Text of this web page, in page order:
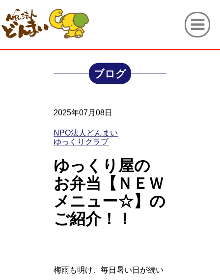
ブログ
2025年07月08日
NPO法人どんまい
ゆっくりクラブ
ゆっくり屋の
お弁当【ＮＥＷ
メニュー☆】の
ご紹介！！
梅雨も明け、毎日暑い日が続い